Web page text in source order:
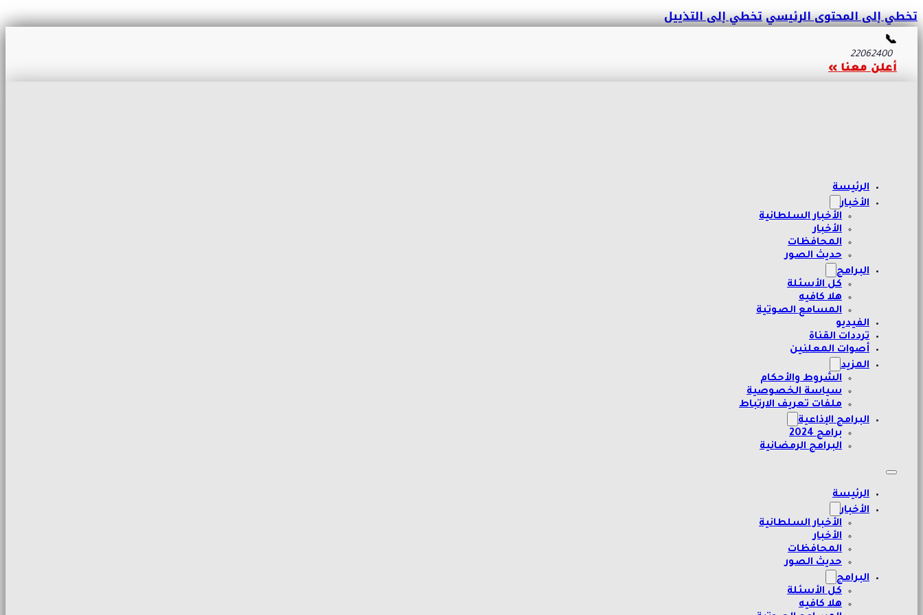
تخطي إلى المحتوى الرئيسيتخطي إلى التذييل
📞
22062400
أعلن معنا »
الرئيسة
الأخبار
الأخبار السلطانية
الأخبار
المحافظات
حديث الصور
البرامج
كل الأسئلة
هلا كافيه
المسامع الصوتية
الفيديو
ترددات القناة
أصوات المعلنين
المزيد
الشروط والأحكام
سياسة الخصوصية
ملفات تعريف الارتباط
البرامج الإذاعية
برامج 2024
البرامج الرمضانية
الرئيسة
الأخبار
الأخبار السلطانية
الأخبار
المحافظات
حديث الصور
البرامج
كل الأسئلة
هلا كافيه